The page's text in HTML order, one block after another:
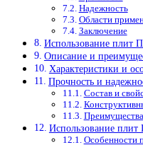
Надежность
Области
Заключение
Использование плит
Описание и
Характеристики и
Прочность и
Состав и
Использование плит
Особенности